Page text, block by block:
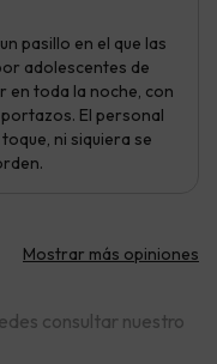
pasillo en el que las
adolescentes de
en toda la noche, con
El personal
ni siquiera se
Mostrar más opiniones
consultar nuestro